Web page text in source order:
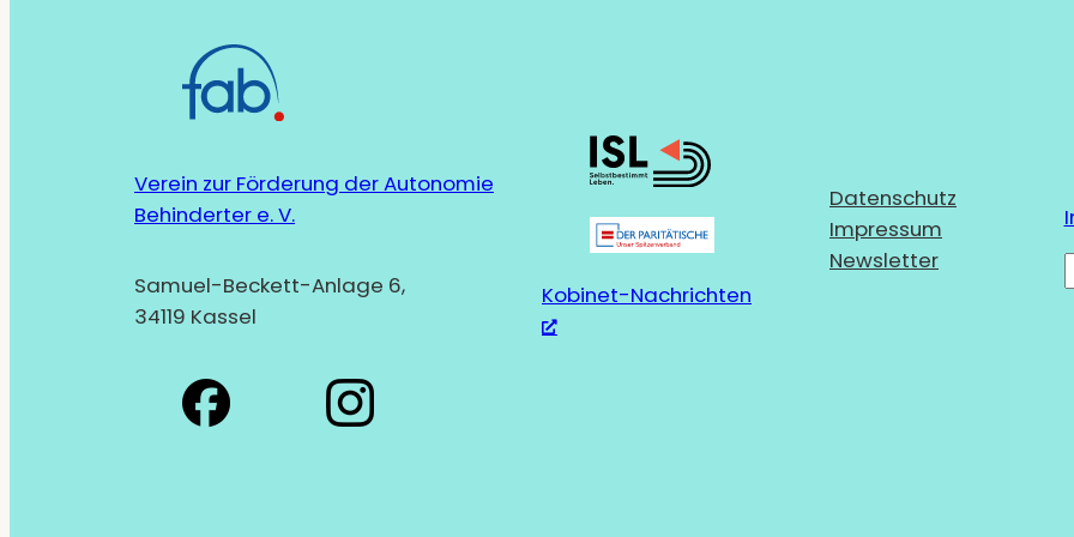
Verein zur Förderung der Autonomie
Behinderter e. V.
Samuel-Beckett-Anlage 6,
34119 Kassel
Kobinet-Nachrichten
Datenschutz
Impressum
Newsletter